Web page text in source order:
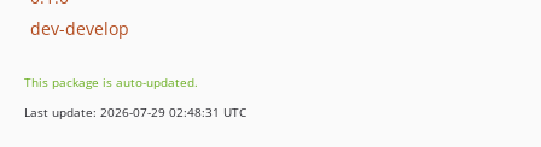
dev-develop
This package is auto-updated.
Last update: 2026-07-29 02:48:31 UTC